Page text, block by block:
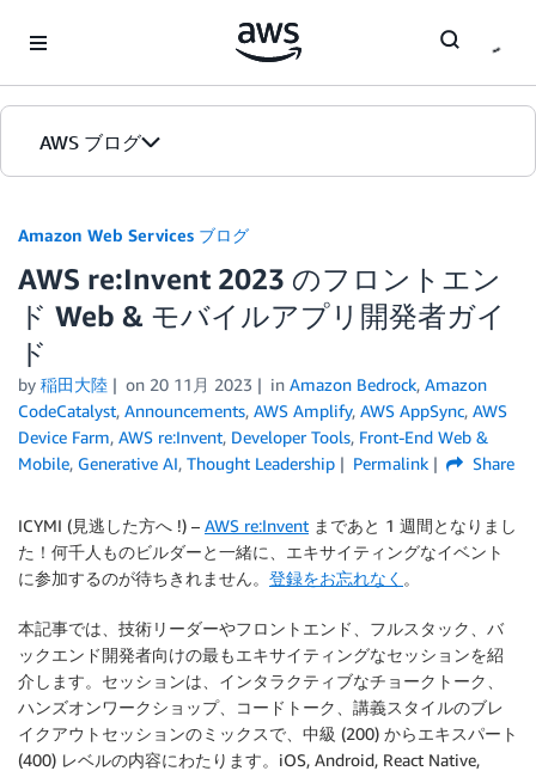
AWS ブログ
カテゴリ
エディション
Amazon Web Services ブログ
AWS re:Invent 2023 のフロントエン
ド Web & モバイルアプリ開発者ガイ
ド
by 稲田大陸 on 20 11月 2023 in Amazon Bedrock, Amazon
CodeCatalyst, Announcements, AWS Amplify, AWS AppSync, AWS
Device Farm, AWS re:Invent, Developer Tools, Front-End Web &
Mobile, Generative AI, Thought Leadership Permalink Share
ICYMI (見逃した方へ !) – AWS re:Invent まであと 1 週間となりまし
た！何千人ものビルダーと一緒に、エキサイティングなイベント
に参加するのが待ちきれません。 登録をお忘れなく 。
本記事では、技術リーダーやフロントエンド、フルスタック、バ
ックエンド開発者向けの最もエキサイティングなセッションを紹
介します。セッションは、インタラクティブなチョークトーク、
ハンズオンワークショップ、コードトーク、講義スタイルのブレ
イクアウトセッションのミックスで、中級 (200) からエキスパート
(400) レベルの内容にわたります。iOS, Android, React Native,